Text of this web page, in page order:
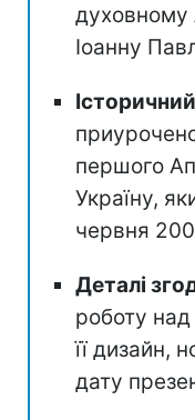
духовному
Іоанну
першого
Україну,
червня
Деталі
роботу
її дизайн,
дату